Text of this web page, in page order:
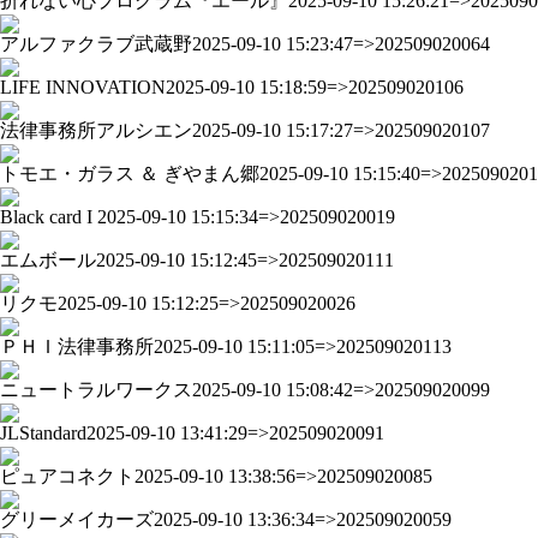
アルファクラブ武蔵野2025-09-10 15:23:47=>202509020064
LIFE INNOVATION2025-09-10 15:18:59=>202509020106
法律事務所アルシエン2025-09-10 15:17:27=>202509020107
トモエ・ガラス ＆ ぎやまん郷2025-09-10
Black card I 2025-09-10 15:15:34=>202509020019
エムボール2025-09-10 15:12:45=>202509020111
リクモ2025-09-10 15:12:25=>202509020026
ＰＨＩ法律事務所2025-09-10 15:11:05=>202509020113
ニュートラルワークス2025-09-10 15:08:42=>202509020099
JLStandard2025-09-10 13:41:29=>202509020091
ピュアコネクト 2025-09-10 13:38:56=>202509020085
グリーメイカーズ2025-09-10 13:36:34=>202509020059